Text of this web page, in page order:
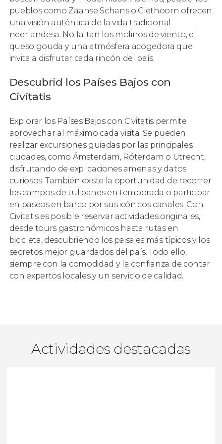
pueblos como Zaanse Schans o Giethoorn ofrecen
una visión auténtica de la vida tradicional
neerlandesa. No faltan los molinos de viento, el
queso gouda y una atmósfera acogedora que
invita a disfrutar cada rincón del país.
Descubrid los Países Bajos con
Civitatis
Explorar los Países Bajos con Civitatis permite
aprovechar al máximo cada visita. Se pueden
realizar excursiones guiadas por las principales
ciudades, como Ámsterdam, Róterdam o Utrecht,
disfrutando de explicaciones amenas y datos
curiosos. También existe la oportunidad de recorrer
los campos de tulipanes en temporada o participar
en paseos en barco por sus icónicos canales. Con
Civitatis es posible reservar actividades originales,
desde tours gastronómicos hasta rutas en
bicicleta, descubriendo los paisajes más típicos y los
secretos mejor guardados del país. Todo ello,
siempre con la comodidad y la confianza de contar
con expertos locales y un servicio de calidad.
Actividades destacadas